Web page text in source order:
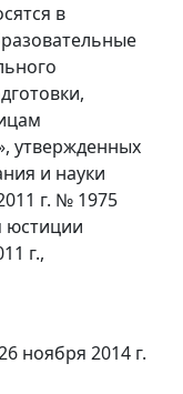
в
утвержденных
и науки
г. № 1975
юстиции
г.,
ноября 2014 г.